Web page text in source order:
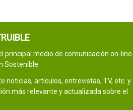
principal medio de comunicación on-line
Sostenible.
noticias, artículos, entrevistas, TV, etc. y
más relevante y actualizada sobre el